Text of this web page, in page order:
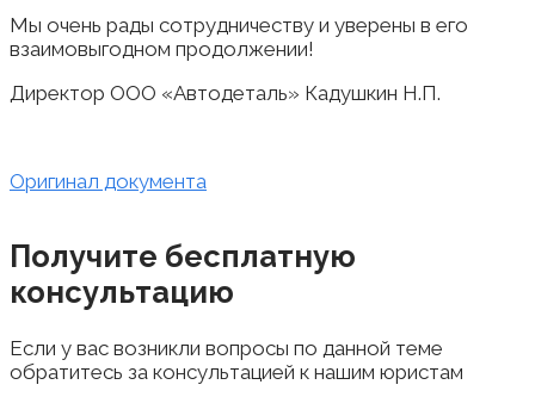
Мы очень рады сотрудничеству и уверены в его
взаимовыгодном продолжении!
Директор ООО «Автодеталь» Кадушкин Н.П.
Оригинал документа
Получите бесплатную
консультацию
Если у вас возникли вопросы по данной теме
обратитесь за консультацией к нашим юристам